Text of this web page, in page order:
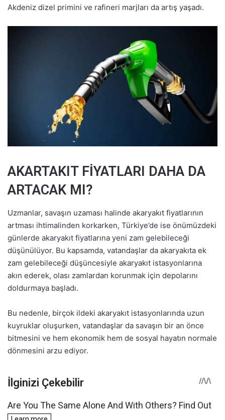
Akdeniz dizel primini ve rafineri marjları da artış yaşadı.
AKARTAKIT FİYATLARI DAHA DA
ARTACAK MI?
Uzmanlar, savaşın uzaması halinde akaryakıt fiyatlarının
artması ihtimalinden korkarken, Türkiye’de ise önümüzdeki
günlerde akaryakıt fiyatlarına yeni zam gelebileceği
düşünülüyor. Bu kapsamda, vatandaşlar da akaryakıta ek
zam gelebileceği düşüncesiyle akaryakıt istasyonlarına
akın ederek, olası zamlardan korunmak için depolarını
doldurmaya başladı.
Bu nedenle, birçok ildeki akaryakıt istasyonlarında uzun
kuyruklar oluşurken, vatandaşlar da savaşın bir an önce
bitmesini ve hem ekonomik hem de sosyal hayatın normale
dönmesini arzu ediyor.